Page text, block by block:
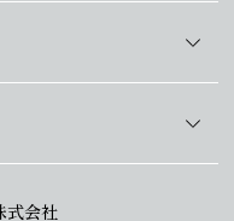
式会社